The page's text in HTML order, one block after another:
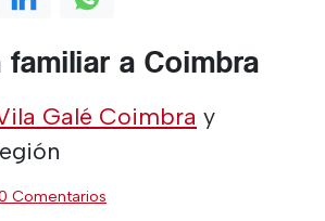
familiar a Coimbra
Galé Coimbra y
Comentarios